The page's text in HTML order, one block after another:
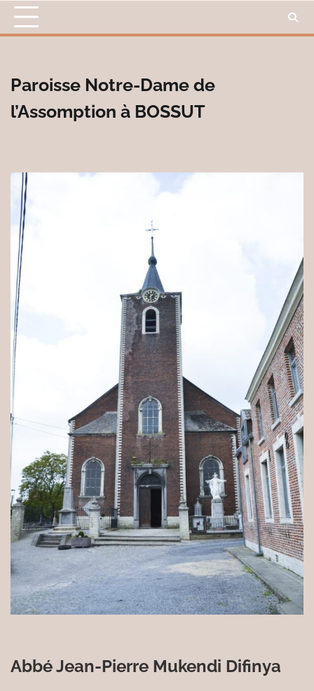
Skip
content
Paroisse Notre-Dame de
l’Assomption à BOSSUT
Abbé Jean-Pierre Mukendi Difinya